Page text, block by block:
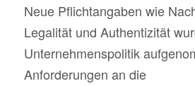
Neue Pflichtangaben wie
Legalität und Authentizität
Unternehmenspolitik
Anforderungen an die